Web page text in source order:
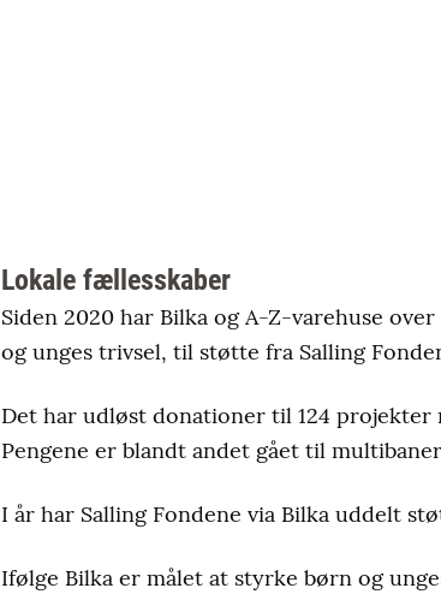
Lokale fællesskaber
Siden 2020 har Bilka og A-Z-varehuse
og unges trivsel, til støtte fra Salling
Det har udløst donationer til 124
Pengene er blandt andet gået til
I år har Salling Fondene via Bilka uddelt
Ifølge Bilka er målet at styrke børn og